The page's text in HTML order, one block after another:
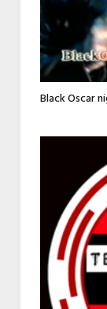
Black Oscar